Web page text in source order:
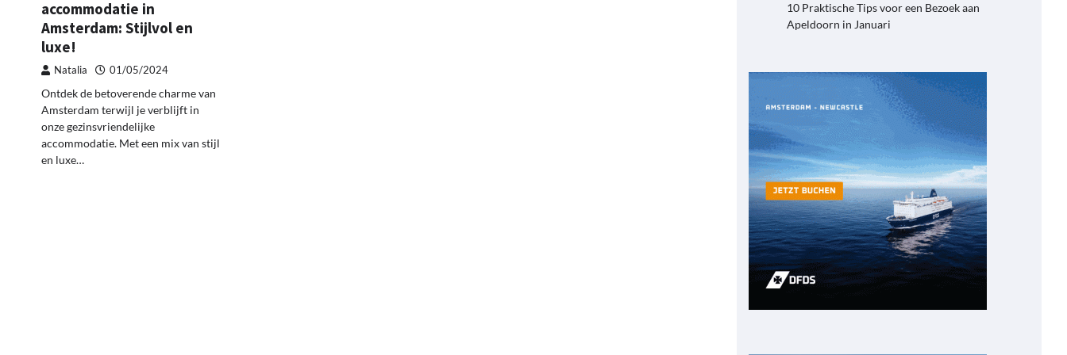
accommodatie in
Amsterdam: Stijlvol en
luxe!
Natalia 01/05/2024
Ontdek de betoverende charme van
Amsterdam terwijl je verblijft in
onze gezinsvriendelijke
accommodatie. Met een mix van stijl
en luxe…
10 Praktische Tips voor een Bezoek aan
Apeldoorn in Januari